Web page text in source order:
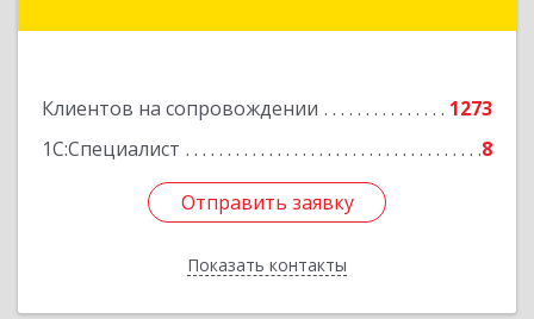
Клиентов на сопровождении
1273
1С:Специалист
8
Отправить заявку
Показать контакты
Отправить заявку
Назад